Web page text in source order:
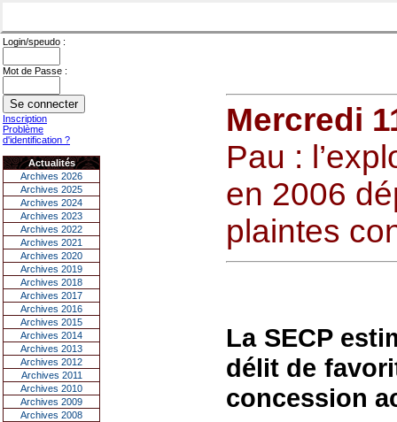
Login/speudo :
Mot de Passe :
Inscription
Problème
d'identification ?
Actualités
Archives 2026
Archives 2025
Archives 2024
Archives 2023
Archives 2022
Archives 2021
Archives 2020
Archives 2019
Archives 2018
Archives 2017
Archives 2016
Archives 2015
Archives 2014
Archives 2013
Archives 2012
Archives 2011
Archives 2010
Archives 2009
Archives 2008
Mercredi
Pau :
en 2006
plaintes
La SECP
délit de
concession